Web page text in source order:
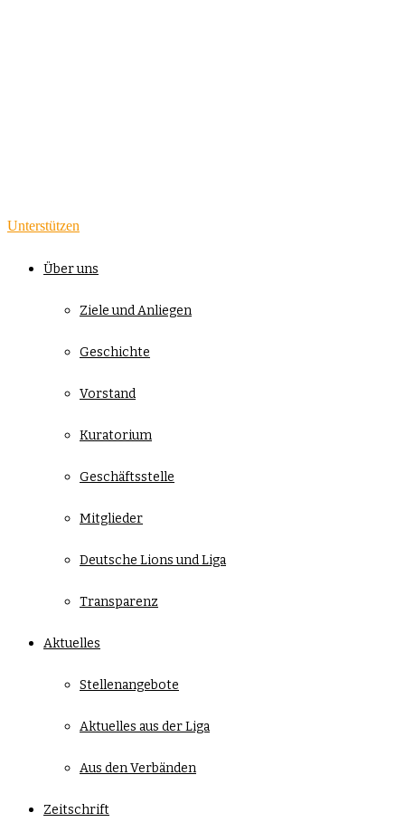
Unterstützen
Über uns
Ziele und Anliegen
Geschichte
Vorstand
Kuratorium
Geschäftsstelle
Mitglieder
Deutsche Lions und Liga
Transparenz
Aktuelles
Stellenangebote
Aktuelles aus der Liga
Aus den Verbänden
Zeitschrift